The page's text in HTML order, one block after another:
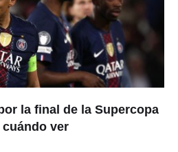
la final de la Supercopa
ver